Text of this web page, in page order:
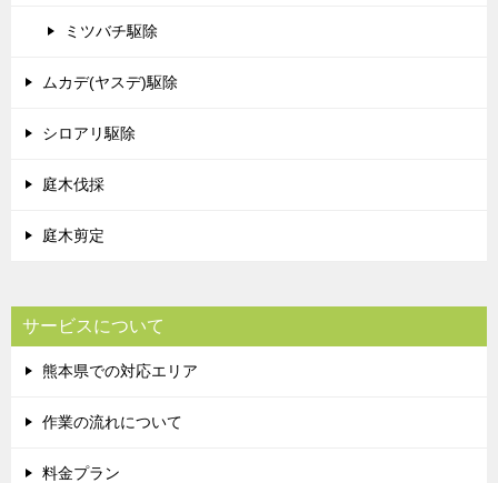
ミツバチ駆除
ムカデ(ヤスデ)駆除
シロアリ駆除
庭木伐採
庭木剪定
サービスについて
熊本県での対応エリア
作業の流れについて
料金プラン